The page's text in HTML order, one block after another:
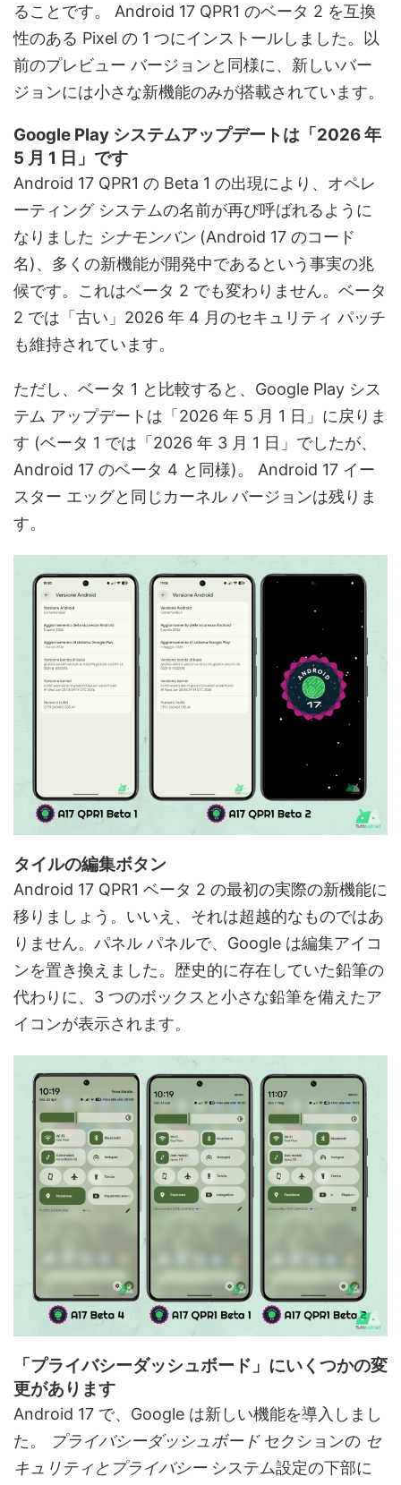
ることです。 Android 17 QPR1 のベータ 2 を互換
性のある Pixel の 1 つにインストールしました。以
前のプレビュー バージョンと同様に、新しいバー
ジョンには小さな新機能のみが搭載されています。
Google Play システムアップデートは「2026 年
5 月 1 日」です
Android 17 QPR1 の Beta 1 の出現により、オペレ
ーティング システムの名前が再び呼ばれるように
なりました シナモンバン(Android 17 のコード
名)、多くの新機能が開発中であるという事実の兆
候です。これはベータ 2 でも変わりません。ベータ
2 では「古い」2026 年 4 月のセキュリティ パッチ
も維持されています。
ただし、ベータ 1 と比較すると、Google Play シス
テム アップデートは「2026 年 5 月 1 日」に戻りま
す (ベータ 1 では「2026 年 3 月 1 日」でしたが、
Android 17 のベータ 4 と同様)。 Android 17 イー
スター エッグと同じカーネル バージョンは残りま
す。
タイルの編集ボタン
Android 17 QPR1 ベータ 2 の最初の実際の新機能に
移りましょう。いいえ、それは超越的なものではあ
りません。パネル パネルで、Google は編集アイコ
ンを置き換えました。歴史的に存在していた鉛筆の
代わりに、3 つのボックスと小さな鉛筆を備えたア
イコンが表示されます。
「プライバシーダッシュボード」にいくつかの変
更があります
Android 17 で、Google は新しい機能を導入しまし
た。
プライバシーダッシュボードセクションの セ
キュリティとプライバシー システム設定の下部に